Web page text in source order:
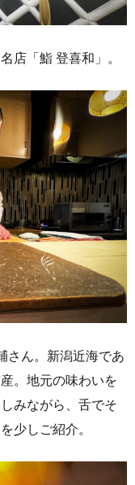
店「鮨 登喜和」。
さん。新潟近海であ
。地元の味わいを
みながら、舌でそ
少しご紹介。